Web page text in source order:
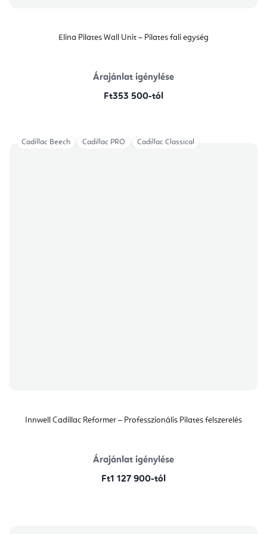
Elina Pilates Wall Unit – Pilates fali egység
Árajánlat igénylése
Ft353 500-tól
Innwell Cadillac Reformer – Professzionális Pilates felszerelés
Árajánlat igénylése
Ft1 127 900-tól
Cadillac Beech Cadillac PRO Cadillac Classical